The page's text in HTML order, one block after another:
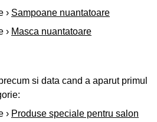
› Sampoane nuantatoare
› Masca nuantatoare
si data cand a aparut primul
› Produse speciale pentru salon